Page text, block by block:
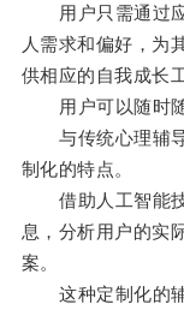
用户只需通过应
人需求和偏好，为
供相应的自我成长
用户可以随时随
与传统心理辅导
制化的特点。
借助人工智能技
息，分析用户的实
案。
这种定制化的辅